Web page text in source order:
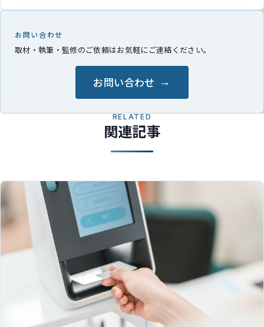
お問い合わせ
取材・執筆・監修のご依頼はお気軽にご連絡ください。
お問い合わせ
RELATED
関連記事